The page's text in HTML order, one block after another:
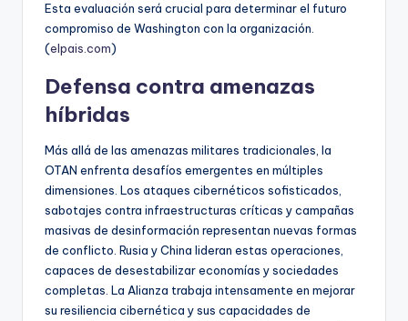
Esta evaluación será crucial para determinar el futuro
compromiso de Washington con la organización.
(elpais.com)
Defensa contra amenazas
híbridas
Más allá de las amenazas militares tradicionales, la
OTAN enfrenta desafíos emergentes en múltiples
dimensiones. Los ataques cibernéticos sofisticados,
sabotajes contra infraestructuras críticas y campañas
masivas de desinformación representan nuevas formas
de conflicto. Rusia y China lideran estas operaciones,
capaces de desestabilizar economías y sociedades
completas. La Alianza trabaja intensamente en mejorar
su resiliencia cibernética y sus capacidades de